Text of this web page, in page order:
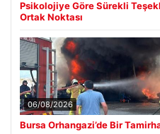
Psikolojiye Göre Sürekli
Ortak Noktası
06/08/2026
Bursa Orhangazi’de Bir